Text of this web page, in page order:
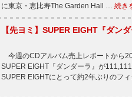
に東京・恵比寿The Garden Hall … 続き
【先ヨミ】SUPER EIGHT『ダン
今週のCDアルバム売上レポートから
SUPER EIGHT『ダンダーラ』が
SUPER EIGHTにとって約2年ぶりのフ